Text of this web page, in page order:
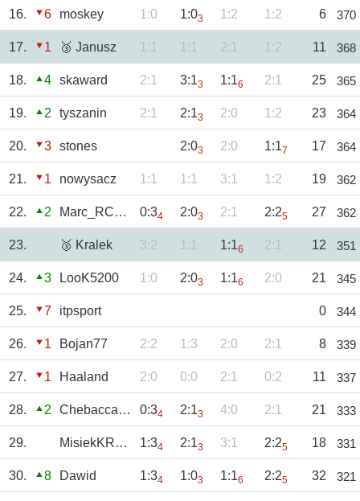
16. 6 moskey 1:0 1:03 1:2 1:2 6 370
17. 1 🥉 Janusz 1:1 1:1 2:1 1:2 11 368
18. 4 skaward 2:1 3:13 1:16 2:1 25 365
19. 2 tyszanin 2:1 2:13 2:0 1:2 23 364
20. 3 stones 2:03 2:0 1:17 17 364
21. 1 nowysacz 1:1 1:1 3:1 1:2 19 362
22. 2 Marc_RC1920 0:34 2:03 2:1 2:25 27 362
23. 🥉 Kralek 3:2 1:1 1:16 2:1 12 351
24. 3 LooK5200 1:0 2:03 1:16 2:0 21 345
25. 7 itpsport 0 344
26. 1 Bojan77 2:2 1:3 2:0 2:1 8 339
27. 1 Haaland 2:0 0:0 2:1 0:2 11 337
28. 2 Chebacca2021 0:34 2:13 4:0 2:1 21 333
29. MisiekKRKNH 1:34 2:13 3:1 2:25 18 331
30. 8 Dawid 1:34 1:03 1:16 2:25 32 321